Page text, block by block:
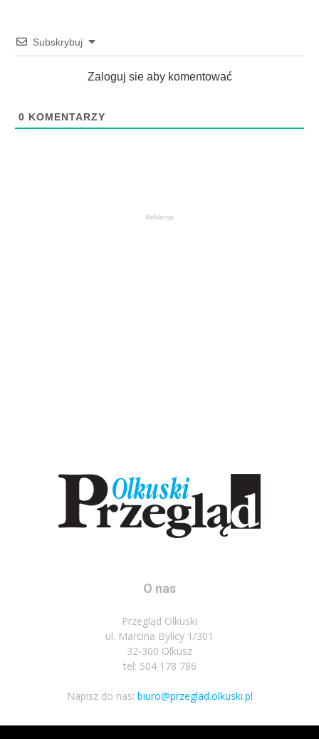
Subskrybuj
Zaloguj sie aby komentować
0 KOMENTARZY
Reklama
O nas
Przegląd Olkuski
ul. Marcina Bylicy 1/301
32-300 Olkusz
tel: 504 178 786
Napisz do nas: biuro@przeglad.olkuski.pl